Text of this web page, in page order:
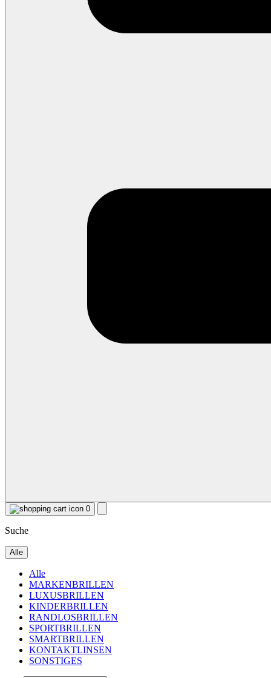
0
Suche
Alle
Alle
MARKENBRILLEN
LUXUSBRILLEN
KINDERBRILLEN
RANDLOSBRILLEN
SPORTBRILLEN
SMARTBRILLEN
KONTAKTLINSEN
SONSTIGES